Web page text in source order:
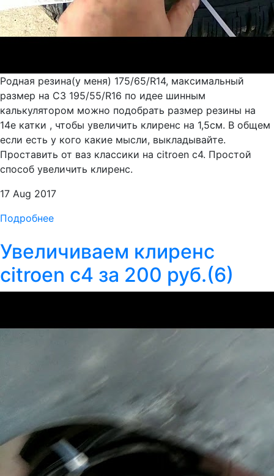
Родная резина(у меня) 175/65/R14, максимальный
размер на С3 195/55/R16 по идее шинным
калькулятором можно подобрать размер резины на
14е катки , чтобы увеличить клиренс на 1,5см. В общем
если есть у кого какие мысли, выкладывайте.
Проставить от ваз классики на citroen c4. Простой
способ увеличить клиренс.
17 Aug 2017
Подробнее
Увеличиваем клиренс
citroen c4 за 200 руб.(6)